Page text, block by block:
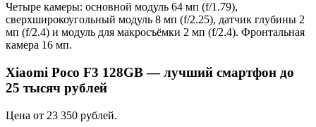
Четыре камеры: основной модуль 64 мп (f/1.79),
сверхширокоугольный модуль 8 мп (f/2.25), датчик глубины 2
мп (f/2.4) и модуль для макросъёмки 2 мп (f/2.4). Фронтальная
камера 16 мп.
Xiaomi Poco F3 128GB — лучший смартфон до
25 тысяч рублей
Цена от 23 350 рублей.